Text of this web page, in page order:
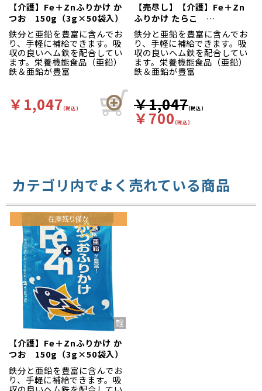
【介護】Fe＋Znふりかけ か
つお 150g（3g×50袋入）
鉄分と亜鉛を豊富に含んでお
り、手軽に補給できます。吸
収の良いヘム鉄を配合してい
ます。栄養機能食品（亜鉛）
鉄＆亜鉛が豊富
￥1,047(税込)
【売尽し】【介護】Fe＋Zn
ふりかけ たらこ
150g（3g×50袋入）
鉄分と亜鉛を豊富に含んでお
り、手軽に補給できます。吸
収の良いヘム鉄を配合してい
ます。栄養機能食品（亜鉛）
鉄＆亜鉛が豊富
￥1,047(税込)
￥700(税込)
カテゴリ内でよく売れている商品
【介護】Fe＋Znふりかけ か
つお 150g（3g×50袋入）
鉄分と亜鉛を豊富に含んでお
り、手軽に補給できます。吸